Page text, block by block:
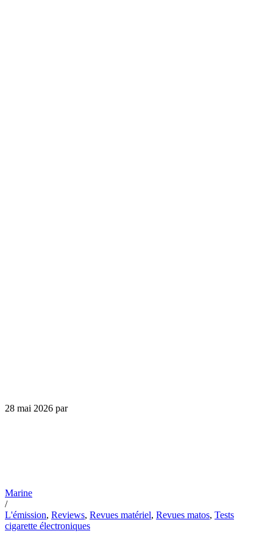
28 mai 2026 par
Marine
/
L'émission, Reviews, Revues matériel, Revues matos, Tests
cigarette électroniques